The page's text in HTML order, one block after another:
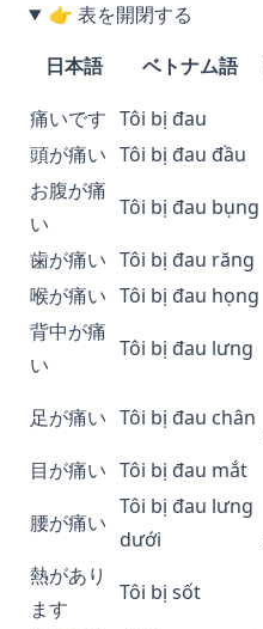
👉 表を開閉する
日本語
ベトナム語
痛いです Tôi bị đau
頭が痛い Tôi bị đau đầu
お腹が痛
い
Tôi bị đau bụng
歯が痛い Tôi bị đau răng
喉が痛い Tôi bị đau họng
背中が痛
い
Tôi bị đau lưng
足が痛い Tôi bị đau chân
目が痛い Tôi bị đau mắt
腰が痛い
Tôi bị đau lưng
dưới
熱があり
ます
Tôi bị sốt